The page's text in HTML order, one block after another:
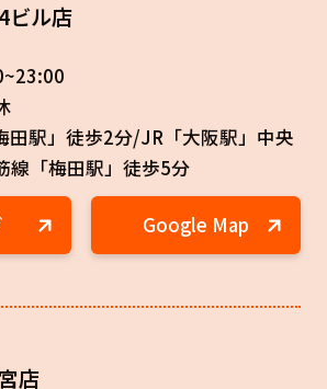
ビル店
田駅」徒歩2分/JR「大阪駅」中央
線「梅田駅」徒歩5分
Google Map
店